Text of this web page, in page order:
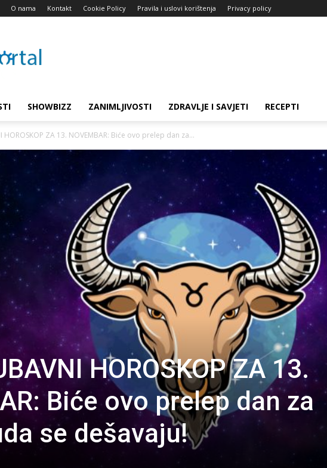
O nama Kontakt Cookie Policy Pravila i uslovi korištenja Privacy policy
SHOWBIZZ ZANIMLJIVOSTI ZDRAVLJE I SAVJETI RECEPTI
HOROSKOP ZA 13. NOVEMBAR: Biće ovo prelep dan za...
HOROSKOP ZA 13.
Biće ovo prelep dan za
se dešavaju!